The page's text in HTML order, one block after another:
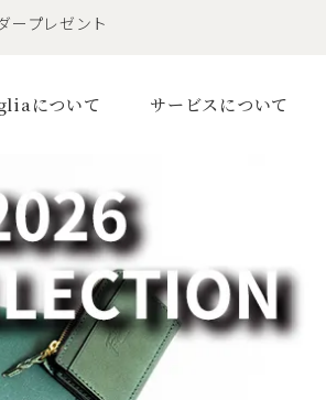
ンプレゼント
について サービスについて